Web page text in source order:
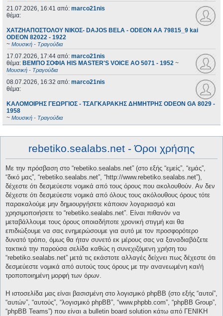
21.07.2026, 16:41 από: marco21nis
θέμα:
ΧΑΤΖΗΑΠΟΣΤΟΛΟΥ ΝΙΚΟΣ- DAJOS BELA - ODEON AA 79815_9 kai
ODEON 82022 - 1922
~ Μουσική - Τραγούδια
17.07.2026, 17:44 από: marco21nis
θέμα: ΒΕΜΠΟ ΣΟΦΙΑ HIS MASTER'S VOICE AO 5071 - 1952 ~
Μουσική - Τραγούδια
08.07.2026, 16:32 από: marco21nis
θέμα:
ΚΑΛΟΜΟΙΡΗΣ ΓΕΩΡΓΙΟΣ - ΤΣΑΓΚΑΡΑΚΗΣ ΔΗΜΗΤΡΗΣ ODEON GA 8029 -
1958
~ Μουσική - Τραγούδια
rebetiko.sealabs.net - Όροι χρήσης
Με την πρόσβαση στο “rebetiko.sealabs.net” (στο εξής “εμείς”, “εμάς”,
“δικό μας”, “rebetiko.sealabs.net”, “http://www.rebetiko.sealabs.net”),
δέχεστε ότι δεσμεύεστε νομικά από τους όρους που ακολουθούν. Αν δεν
δέχεστε ότι δεσμεύεστε νομικά από όλους τους ακόλουθους όρους τότε
παρακαλούμε μην δημιουργήσετε κάποιον λογαριασμό και
χρησιμοποιήσετε το “rebetiko.sealabs.net”. Είναι πιθανόν να
μεταβάλλουμε τους όρους οποιαδήποτε χρονική στιγμή και θα
επιδιώξουμε να σας ενημερώσουμε για αυτό με τον προσφορότερο
δυνατό τρόπο, όμως θα ήταν συνετό εκ μέρους σας να ξαναδιαβάζετε
τακτικά την παρούσα σελίδα καθώς η συνεχιζόμενη χρήση του
“rebetiko.sealabs.net” μετά τις εκάστοτε αλλαγές δείχνει πως δέχεστε ότι
δεσμεύεστε νομικά από αυτούς τους όρους με την ανανεωμένη και/ή
τροποποιημένη μορφή των όρων.
Η ιστοσελίδα μας είναι βασισμένη στο λογισμικό phpBB (στο εξής “αυτοί”,
“αυτών”, “αυτούς”, “λογισμικό phpBB”, “www.phpbb.com”, “phpBB Group”,
“phpBB Teams”) που είναι a bulletin board solution κάτω από ΓΕΝΙΚΗ